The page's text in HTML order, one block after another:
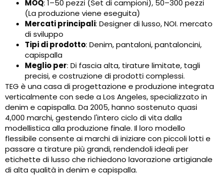
MOQ: 1–50 pezzi (Set di campioni), 50–300 pezzi
(La produzione viene eseguita)
Mercati principali: Designer di lusso, NOI. mercato
di sviluppo
Tipi di prodotto: Denim, pantaloni, pantaloncini,
capispalla
Meglio per: Di fascia alta, tirature limitate, tagli
precisi, e costruzione di prodotti complessi.
TEG è una casa di progettazione e produzione integrata
verticalmente con sede a Los Angeles, specializzato in
denim e capispalla. Da 2005, hanno sostenuto quasi
4,000 marchi, gestendo l'intero ciclo di vita dalla
modellistica alla produzione finale. Il loro modello
flessibile consente ai marchi di iniziare con piccoli lotti e
passare a tirature più grandi, rendendoli ideali per
etichette di lusso che richiedono lavorazione artigianale
di alta qualità in denim e capispalla.